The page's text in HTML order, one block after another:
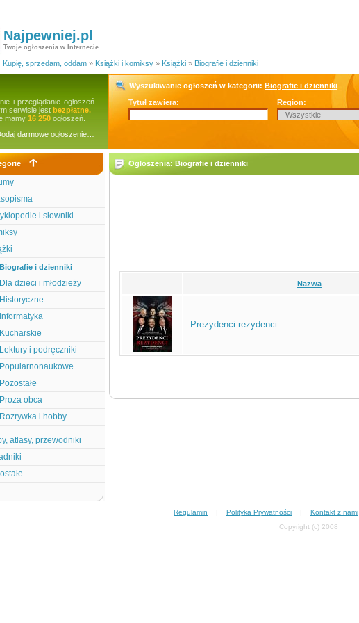
Najpewniej.pl
Twoje ogłoszenia w Internecie..
Kupię, sprzedam, oddam » Książki i komiksy » Książki » Biografie i dzienniki
i przeglądanie ogłoszeń
serwisie jest bezpłatne.
mamy 16 250 ogłoszeń.
darmowe ogłoszenie…
Wyszukiwanie ogłoszeń w kategorii: Biografie i dzienniki
Tytuł zawiera:
Region:
i słowniki
Biografie i dzienniki
Dla dzieci i młodzieży
Historyczne
Informatyka
Kucharskie
Lektury i podręczniki
Popularnonaukowe
Pozostałe
Proza obca
Rozrywka i hobby
atlasy, przewodniki
Ogłoszenia: Biografie i dzienniki
Nazwa
Prezydenci rezydenci
Regulamin | Polityka Prywatności | Kontakt z nami
Copyright (c) 2008